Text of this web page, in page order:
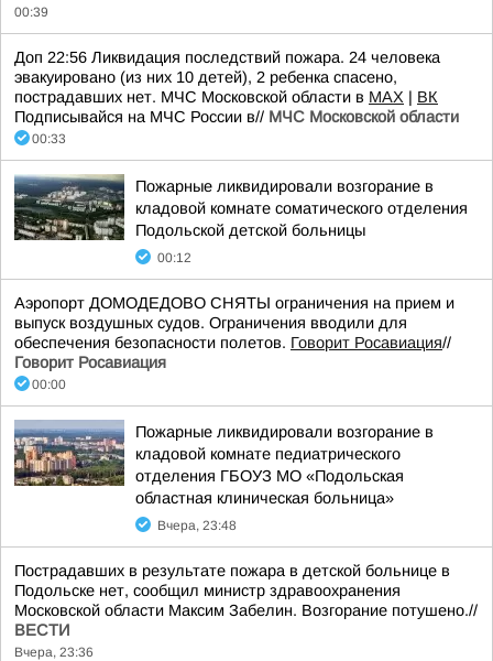
00:39
Доп 22:56 Ликвидация последствий пожара. 24 человека
эвакуировано (из них 10 детей), 2 ребенка спасено,
пострадавших нет. МЧС Московской области в MAX | ВК
Подписывайся на МЧС России в// МЧС Московской области
00:33
Пожарные ликвидировали возгорание в
кладовой комнате соматического отделения
Подольской детской больницы
00:12
Аэропорт ДОМОДЕДОВО СНЯТЫ ограничения на прием и
выпуск воздушных судов. Ограничения вводили для
обеспечения безопасности полетов. Говорит Росавиация//
Говорит Росавиация
00:00
Пожарные ликвидировали возгорание в
кладовой комнате педиатрического
отделения ГБОУЗ МО «Подольская
областная клиническая больница»
Вчера, 23:48
Пострадавших в результате пожара в детской больнице в
Подольске нет, сообщил министр здравоохранения
Московской области Максим Забелин. Возгорание потушено.//
ВЕСТИ
Вчера, 23:36